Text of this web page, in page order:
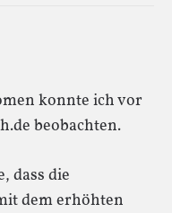
konnte ich vor
beobachten.
dass die
dem erhöhten